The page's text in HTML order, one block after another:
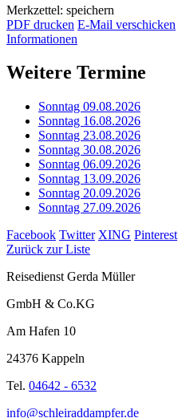
Merkzettel: speichern
PDF drucken E-Mail verschicken
Informationen
Weitere Termine
Sonntag 09.08.2026
Sonntag 16.08.2026
Sonntag 23.08.2026
Sonntag 30.08.2026
Sonntag 06.09.2026
Sonntag 13.09.2026
Sonntag 20.09.2026
Sonntag 27.09.2026
Facebook Twitter XING Pinterest
Zurück zur Liste
Reisedienst Gerda Müller
GmbH & Co.KG
Am Hafen 10
24376 Kappeln
Tel. 04642 - 6532
info@schleiraddampfer.de